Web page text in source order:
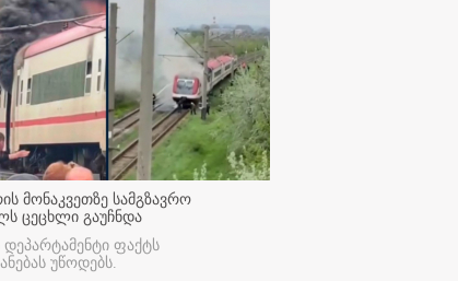
მონაკვეთზე სამგზავრო
ცეცხლი გაუჩნდა
დეპარტამენტი ფაქტს
უწოდებს.